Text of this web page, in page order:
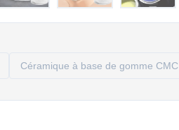
Céramique à base de gomme CMC